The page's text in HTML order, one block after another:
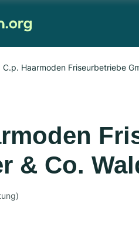
C.p. Haarmoden Friseurbetriebe
& Co.